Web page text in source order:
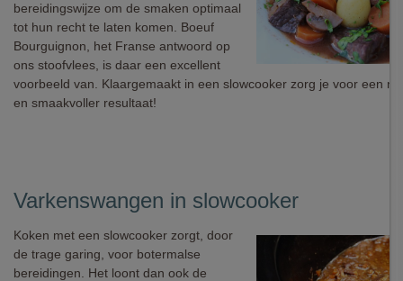
bereidingswijze om de smaken optimaal
tot hun recht te laten komen. Boeuf
Bourguignon, het Franse antwoord op
ons stoofvlees, is daar een excellent
voorbeeld van. Klaargemaakt in een slowcooker zorg je voor een
en smaakvoller resultaat!
Varkenswangen in slowcooker
Koken met een slowcooker zorgt, door
de trage garing, voor botermalse
bereidingen. Het loont dan ook de